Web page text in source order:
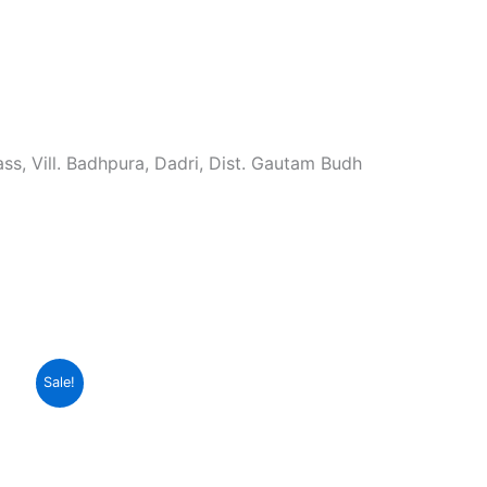
Vill. Badhpura, Dadri, Dist. Gautam Budh
Sale!